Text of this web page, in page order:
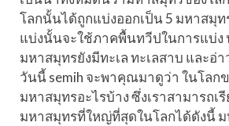
โลกนั้นได้ถูกแบ่งออกเป็น 5 มหาสมุ
แบ่งนั้นจะใช้ภาคพื้นทวีปในการแบ่ง
มหาสมุทรยังมีทะเล ทะเลสาบ และอ่
วันนี้ semih จะพาคุณมาดูว่า ในโลก
มหาสมุทรอะไรบ้าง ซึ่งเราสามารถเ
มหาสมุทรที่ใหญ่ที่สุดในโลกได้ดังนี้